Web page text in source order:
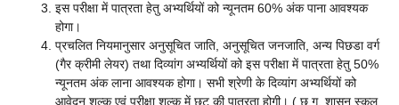
इस परीक्षा में पात्रता हेतु अभ्यर्थियों को न्यूनतम 60% अंक पाना आवश्यक
होगा।
प्रचलित नियमानुसार अनुसूचित जाति, अनुसूचित जनजाति, अन्य पिछडा वर्ग
(गैर क्रीमी लेयर) तथा दिव्यांग अभ्यर्थियों को इस परीक्षा में पात्रता हेतु 50%
न्यूनतम अंक लाना आवश्यक होगा। सभी श्रेणी के दिव्यांग अभ्यर्थियों को
आवेदन शुल्क एवं परीक्षा शुल्क में छूट की पात्रता होगी। ( छ.ग. शासन स्कूल